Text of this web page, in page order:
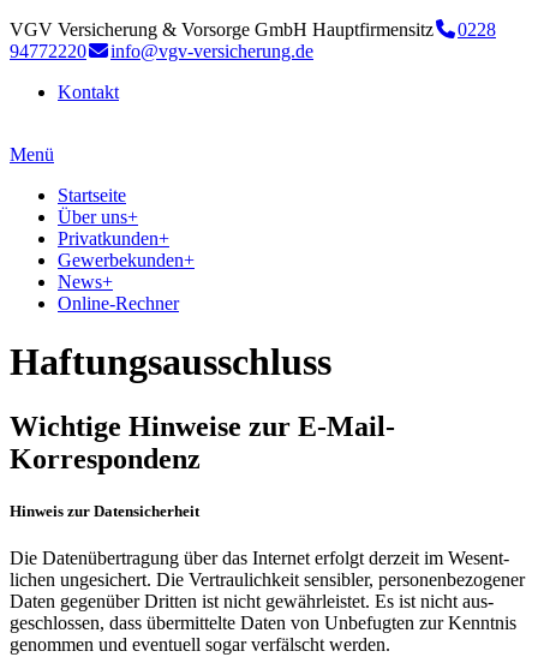
VGV Versicherung & Vorsorge GmbH Hauptfirmensitz
0228
94772220
info@vgv-versicherung.de
Kontakt
Menü
Startseite
Über uns+
Privatkunden+
Gewerbekunden+
News+
Online-Rechner
Haftungsausschluss
Wichtige Hinweise zur E-Mail-
Korrespondenz
Hinweis zur Datensicherheit
Die Daten­übertragung über das Internet erfolgt derzeit im Wesent­
lichen ungesichert. Die Vertraulich­keit sensibler, personen­bezogener
Daten gegen­über Dritten ist nicht gewähr­leistet. Es ist nicht aus­
geschlossen, dass über­mittelte Daten von Unbefugten zur Kenntnis
genommen und eventuell sogar verfälscht werden.